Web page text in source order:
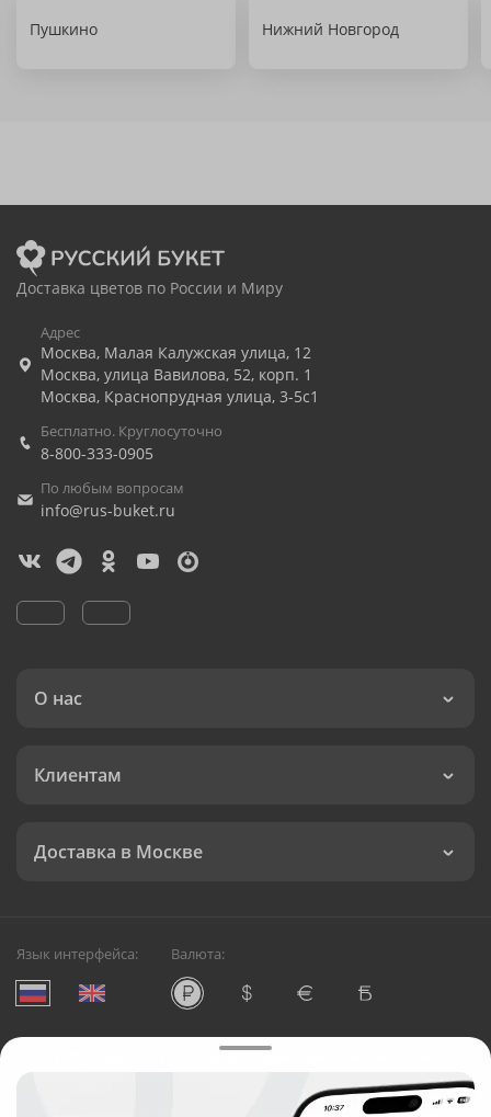
Пушкино Нижний Новгород
Доставка цветов по России и Миру
Адрес
Москва, Малая Калужская улица, 12
Москва, улица Вавилова, 52, корп. 1
Москва, Краснопрудная улица, 3-5с1
Бесплатно. Круглосуточно
8-800-333-0905
По любым вопросам
info@rus-buket.ru
О нас
Клиентам
Доставка в Москве
Язык интерфейса: Валюта:
Служба круглосуточной доставки цветов в Москве
Русский Букет, 2026